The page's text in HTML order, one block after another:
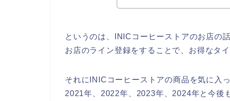
というのは、INICコーヒーストアのお店の
お店のライン登録をすることで、お得なタ
それにINICコーヒーストアの商品を気に入
2021年、2022年、2023年、2024年と今後